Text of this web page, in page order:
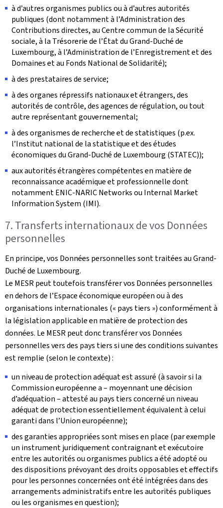
à d’autres organismes publics ou à d’autres autorités
publiques (dont notamment à l’Administration des
Contributions directes, au Centre commun de la Sécurité
sociale, à la Trésorerie de l’État du Grand-Duché de
Luxembourg, à l’Administration de l’Enregistrement et des
Domaines et au Fonds National de Solidarité);
à des prestataires de service;
à des organes répressifs nationaux et étrangers, des
autorités de contrôle, des agences de régulation, ou tout
autre représentant gouvernemental;
à des organismes de recherche et de statistiques (p.ex.
l’Institut national de la statistique et des études
économiques du Grand-Duché de Luxembourg (STATEC));
aux autorités étrangères compétentes en matière de
reconnaissance académique et professionnelle dont
notamment ENIC-NARIC Networks ou Internal Market
Information System (IMI).
7. Transferts internationaux de vos Données
personnelles
En principe, vos Données personnelles sont traitées au Grand-
Duché de Luxembourg.
Le MESR peut toutefois transférer vos Données personnelles
en dehors de l’Espace économique européen ou à des
organisations internationales (« pays tiers ») conformément à
la législation applicable en matière de protection des
données. Le MESR peut donc transférer vos Données
personnelles vers des pays tiers si une des conditions suivantes
est remplie (selon le contexte) :
un niveau de protection adéquat est assuré (à savoir si la
Commission européenne a – moyennant une décision
d’adéquation – attesté au pays tiers concerné un niveau
adéquat de protection essentiellement équivalent à celui
garanti dans l’Union européenne);
des garanties appropriées sont mises en place (par exemple
un instrument juridiquement contraignant et exécutoire
entre les autorités ou organismes publics a été adopté ou
des dispositions prévoyant des droits opposables et effectifs
pour les personnes concernées ont été intégrées dans des
arrangements administratifs entre les autorités publiques
ou les organismes en question);